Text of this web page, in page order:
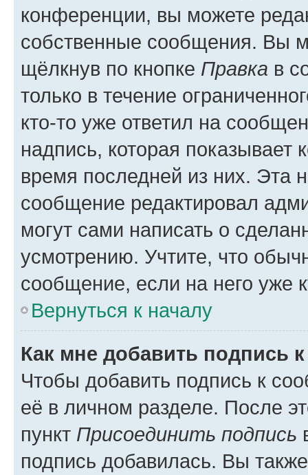
конференции, вы можете
собственные сообщения. Вы
щёлкнув по кнопке Правка в
только в течение
кто-то уже ответил на
надпись, которая показывает
время последней из них. Эта
сообщение редактировал
могут сами написать о
усмотрению. Учтите, что
сообщение, если на него уже
Вернуться к началу
Как мне добавить подпись
Чтобы добавить подпись к
её в личном разделе. После
пункт Присоединить подпись
подпись добавилась. Вы